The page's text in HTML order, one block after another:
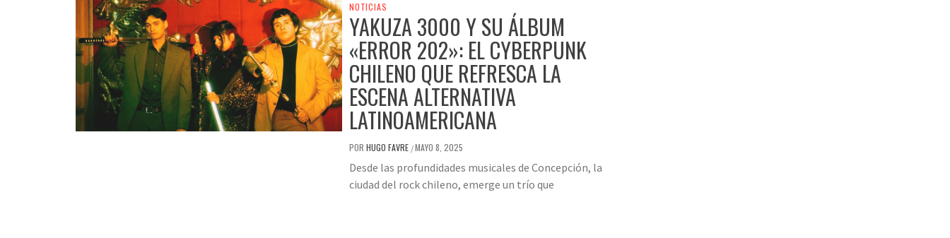
NOTICIAS
YAKUZA 3000 Y SU ÁLBUM
«ERROR 202»: EL CYBERPUNK
CHILENO QUE REFRESCA LA
ESCENA ALTERNATIVA
LATINOAMERICANA
POR HUGO FAVRE /MAYO 8, 2025
Desde las profundidades musicales de Concepción, la
ciudad del rock chileno, emerge un trío que